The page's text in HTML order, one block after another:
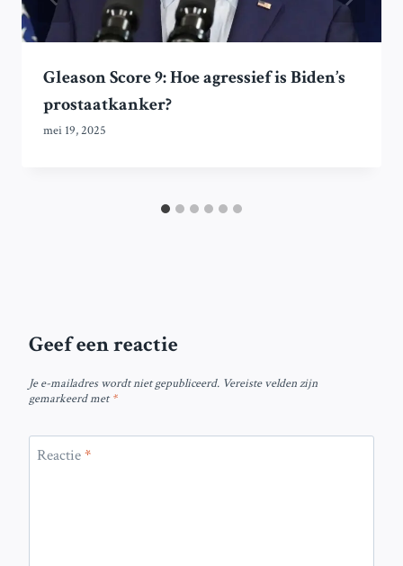
Gleason Score 9: Hoe agressief is Biden’s
prostaatkanker?
mei 19, 2025
Geef een reactie
Je e-mailadres wordt niet gepubliceerd. Vereiste velden zijn
gemarkeerd met*
Reactie*